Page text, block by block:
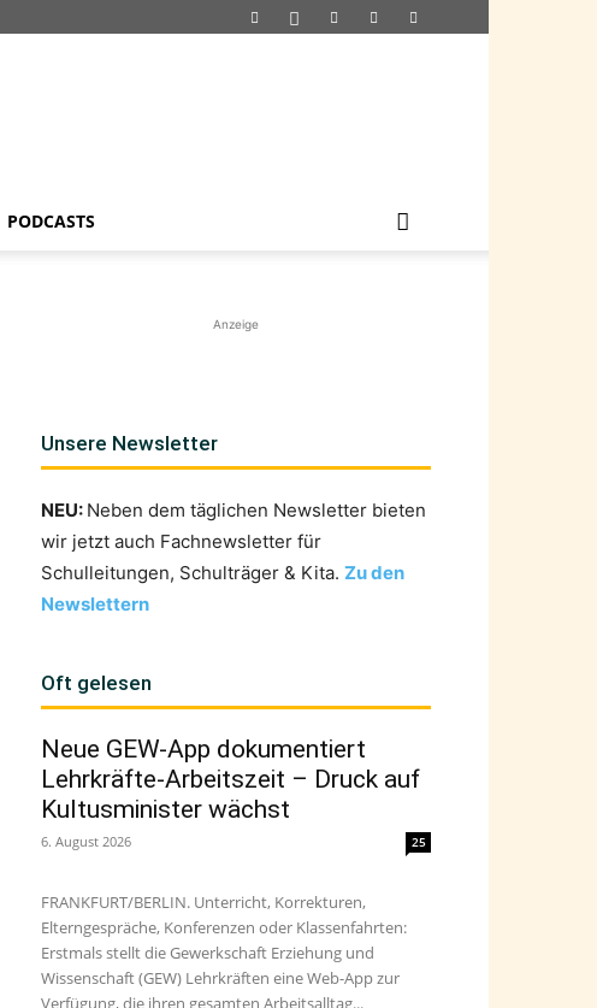
PODCASTS
Anzeige
Unsere Newsletter
NEU: Neben dem täglichen Newsletter bieten
wir jetzt auch Fachnewsletter für
Schulleitungen, Schulträger & Kita. Zu den
Newslettern
Oft gelesen
Neue GEW-App dokumentiert
Lehrkräfte-Arbeitszeit – Druck auf
Kultusminister wächst
6. August 2026 25
FRANKFURT/BERLIN. Unterricht, Korrekturen,
Elterngespräche, Konferenzen oder Klassenfahrten:
Erstmals stellt die Gewerkschaft Erziehung und
Wissenschaft (GEW) Lehrkräften eine Web-App zur
Verfügung, die ihren gesamten Arbeitsalltag...